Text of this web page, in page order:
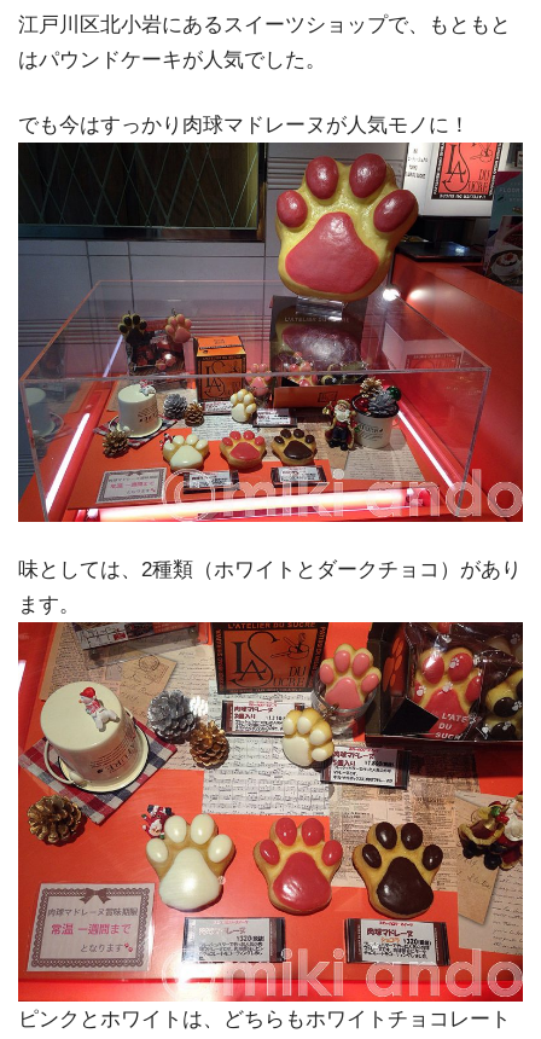
江戸川区北小岩にあるスイーツショップで、もともと
はパウンドケーキが人気でした。
でも今はすっかり肉球マドレーヌが人気モノに！
味としては、2種類（ホワイトとダークチョコ）があり
ます。
ピンクとホワイトは、どちらもホワイトチョコレート